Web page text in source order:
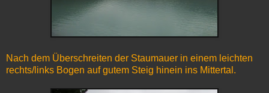
Nach dem Überschreiten der Staumauer in einem leichten
rechts/links Bogen auf gutem Steig hinein ins Mittertal.